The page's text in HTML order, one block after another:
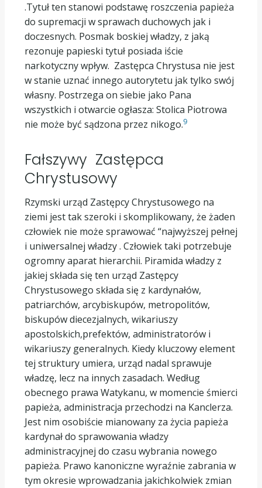
.Tytuł ten stanowi podstawę roszczenia papieża
do supremacji w sprawach duchowych jak i
doczesnych. Posmak boskiej władzy, z jaką
rezonuje papieski tytuł posiada iście
narkotyczny wpływ. Zastępca Chrystusa nie jest
w stanie uznać innego autorytetu jak tylko swój
własny. Postrzega on siebie jako Pana
wszystkich i otwarcie ogłasza: Stolica Piotrowa
nie może być sądzona przez nikogo.9
Fałszywy Zastępca
Chrystusowy
Rzymski urząd Zastępcy Chrystusowego na
ziemi jest tak szeroki i skomplikowany, że żaden
człowiek nie może sprawować “najwyższej pełnej
i uniwersalnej władzy . Człowiek taki potrzebuje
ogromny aparat hierarchii. Piramida władzy z
jakiej składa się ten urząd Zastępcy
Chrystusowego składa się z kardynałów,
patriarchów, arcybiskupów, metropolitów,
biskupów diecezjalnych, wikariuszy
apostolskich,prefektów, administratorów i
wikariuszy generalnych. Kiedy kluczowy element
tej struktury umiera, urząd nadal sprawuje
władzę, lecz na innych zasadach. Według
obecnego prawa Watykanu, w momencie śmierci
papieża, administracja przechodzi na Kanclerza.
Jest nim osobiście mianowany za życia papieża
kardynał do sprawowania władzy
administracyjnej do czasu wybrania nowego
papieża. Prawo kanoniczne wyraźnie zabrania w
tym okresie wprowadzania jakichkolwiek zmian